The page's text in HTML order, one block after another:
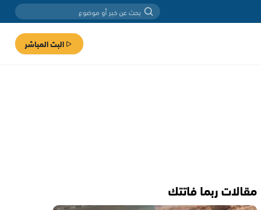
البث المباشر
مقالات ربما فاتتك